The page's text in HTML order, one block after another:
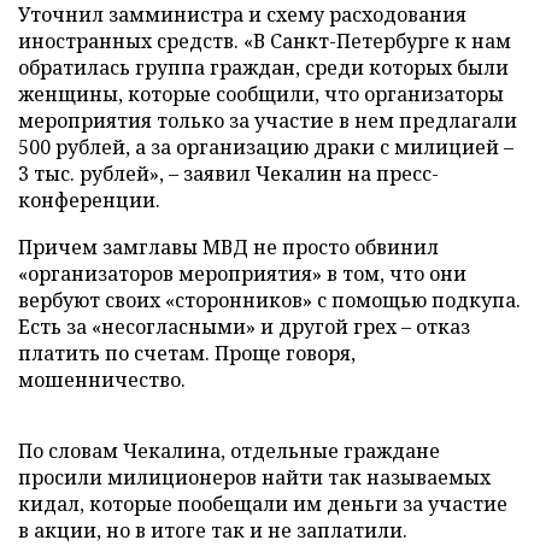
Уточнил замминистра и схему расходования
иностранных средств. «В Санкт-Петербурге к нам
обратилась группа граждан, среди которых были
женщины, которые сообщили, что организаторы
мероприятия только за участие в нем предлагали
500 рублей, а за организацию драки с милицией –
3 тыс. рублей», – заявил Чекалин на пресс-
конференции.
Причем замглавы МВД не просто обвинил
«организаторов мероприятия» в том, что они
вербуют своих «сторонников» с помощью подкупа.
Есть за «несогласными» и другой грех – отказ
платить по счетам. Проще говоря,
мошенничество.
По словам Чекалина, отдельные граждане
просили милиционеров найти так называемых
кидал, которые пообещали им деньги за участие
в акции, но в итоге так и не заплатили.